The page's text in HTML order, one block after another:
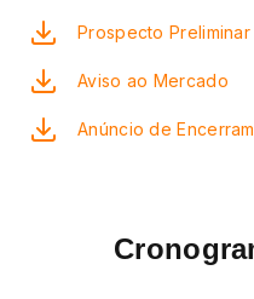
Prospecto Preliminar
Aviso ao Mercado
Anúncio de